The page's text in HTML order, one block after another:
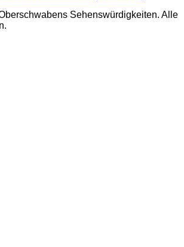
Sehenswürdigkeiten. Alle